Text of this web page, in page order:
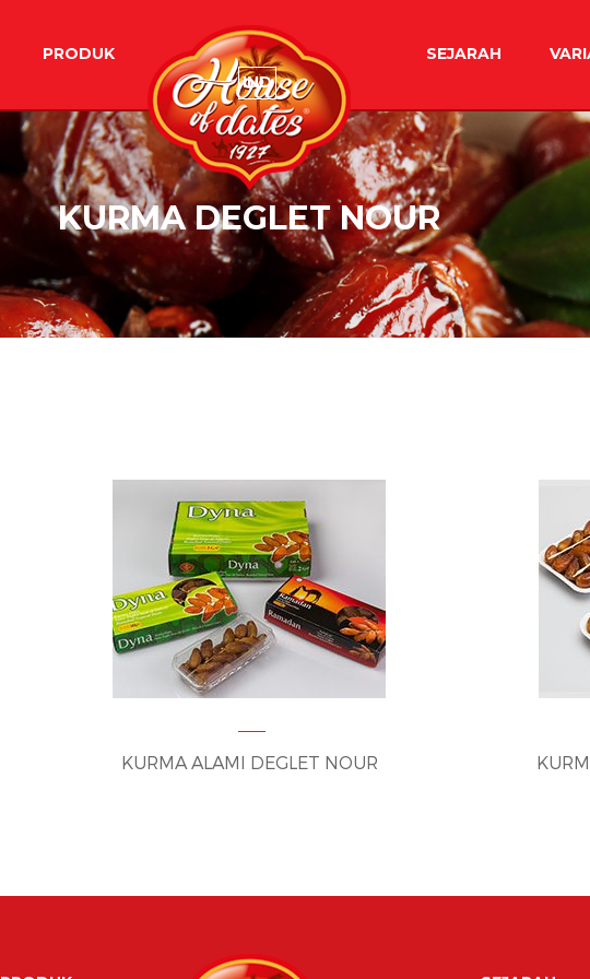
PRODUK SEJARAH
IND
KURMA DEGLET NOUR
KURMA ALAMI DEGLET NOUR